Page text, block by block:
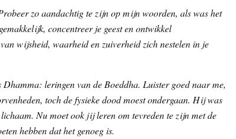
zo aandachtig te zijn op mijn woorden, als was het
concentreer je geest en ontwikkel
wijsheid, waarheid en zuiverheid zich nestelen in je
leringen van de Boeddha. Luister goed naar me,
toch de fysieke dood moest ondergaan. Hij was
Nu moet ook jij leren om tevreden te zijn met de
hebben dat het genoeg is.